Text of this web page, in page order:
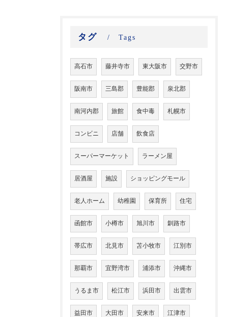
タグ Tags
高石市 藤井寺市 東大阪市 交野市
阪南市 三島郡 豊能郡 泉北郡
南河内郡 旅館 食中毒 札幌市
コンビニ 店舗 飲食店
スーパーマーケット ラーメン屋
居酒屋 施設 ショッピングモール
老人ホーム 幼稚園 保育所 住宅
函館市 小樽市 旭川市 釧路市
帯広市 北見市 苫小牧市 江別市
那覇市 宜野湾市 浦添市 沖縄市
うるま市 松江市 浜田市 出雲市
益田市 大田市 安来市 江津市